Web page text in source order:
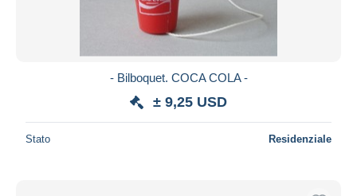
- Bilboquet. COCA COLA -
± 9,25 USD
Stato Residenziale